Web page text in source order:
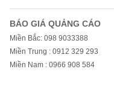
BÁO GIÁ QUẢNG CÁO
Miền Bắc: 098 9033388
Miền Trung : 0912 329 293
Miền Nam : 0966 908 584